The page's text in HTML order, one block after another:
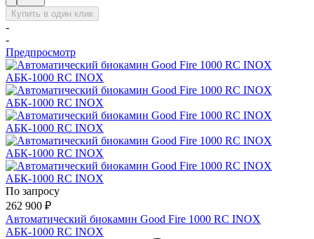
Купить в один клик
-
-
Предпросмотр
По запросу
262 900 ₽
Автоматический биокамин Good Fire 1000 RC INOX
АБК-1000 RC INOX